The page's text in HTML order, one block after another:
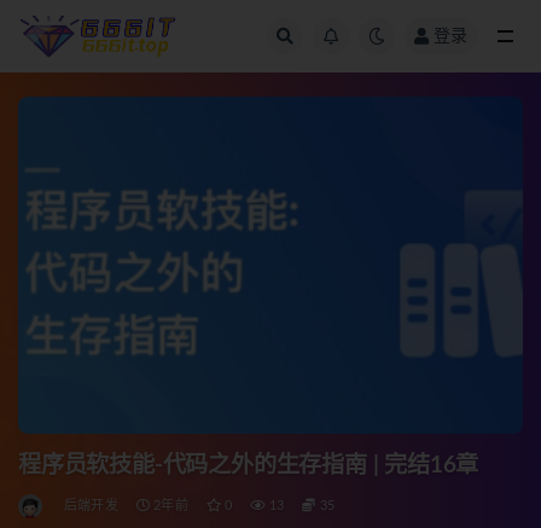
登录
程序员软技能-代码之外的生存指南 | 完结16章
后端开发 2年前 0 13 35